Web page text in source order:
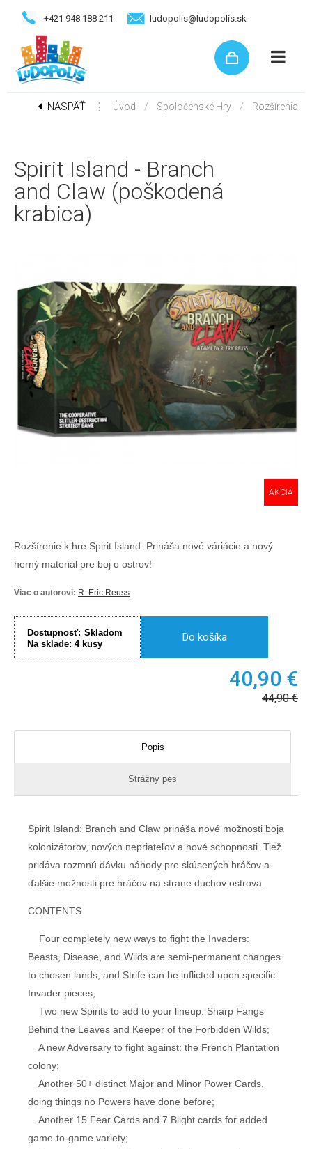
+421 948 188 211 ludopolis@ludopolis.sk
NASPÄŤ ⋮ Úvod / Spoločenské Hry / Rozšírenia
Spirit Island - Branch
and Claw (poškodená
krabica)
AKCIA
Rozšírenie k hre Spirit Island. Prináša nové váriácie a nový
herný materiál pre boj o ostrov!
Viac o autorovi: R. Eric Reuss
Dostupnosť: Skladom
Na sklade: 4 kusy
Do košíka
40,90 €
44,90€
Popis
Strážny pes
Spirit Island: Branch and Claw prináša nové možnosti boja
kolonizátorov, nových nepriateľov a nové schopnosti. Tiež
pridáva rozmnú dávku náhody pre skúsených hráčov a
ďalšie možnosti pre hráčov na strane duchov ostrova.
CONTENTS
Four completely new ways to fight the Invaders:
Beasts, Disease, and Wilds are semi-permanent changes
to chosen lands, and Strife can be inflicted upon specific
Invader pieces;
Two new Spirits to add to your lineup: Sharp Fangs
Behind the Leaves and Keeper of the Forbidden Wilds;
A new Adversary to fight against: the French Plantation
colony;
Another 50+ distinct Major and Minor Power Cards,
doing things no Powers have done before;
Another 15 Fear Cards and 7 Blight cards for added
game-to-game variety;